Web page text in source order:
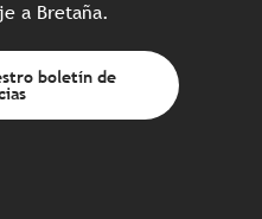
a Bretaña.
boletín de